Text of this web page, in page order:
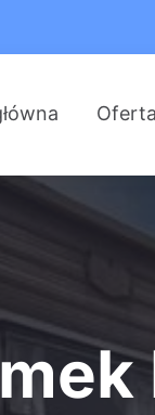
Oferta